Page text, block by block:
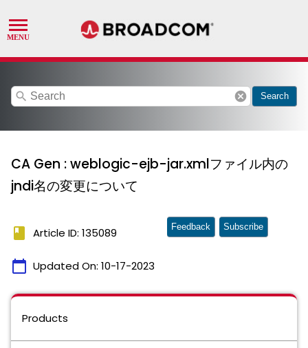
search cancel Search
CA Gen : weblogic-ejb-jar.xmlファイル内の
jndi名の変更について
book Article ID: 135089
calendar_today Updated On: 10-17-2023
Feedback Subscribe
Products